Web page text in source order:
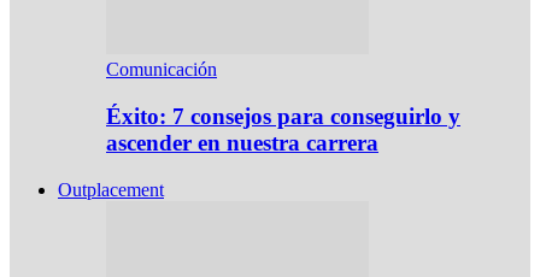
Comunicación
Éxito: 7 consejos para conseguirlo y
ascender en nuestra carrera
Outplacement